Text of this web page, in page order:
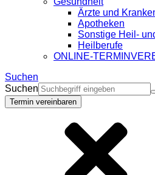
Ärzte und
Apotheken
Sonstige Heil-
Heilberufe
ONLINE-
Suchen
Suchen
Termin vereinbaren